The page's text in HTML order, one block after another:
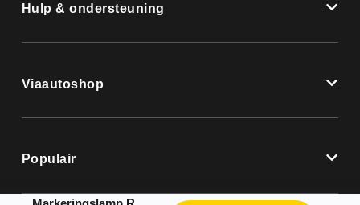
Hulp & ondersteuning
Viaautoshop
Populair